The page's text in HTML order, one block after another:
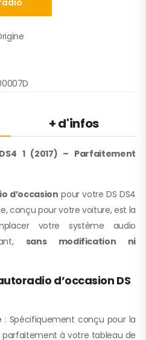
+ d'infos
1 (2017) – Parfaitement
d’occasion pour votre DS DS4
conçu pour votre voiture, est la
votre système audio
sans modification ni
d’occasion DS
: Spécifiquement conçu pour la
parfaitement à votre tableau de